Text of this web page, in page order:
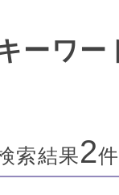
ーワー
索結果2件